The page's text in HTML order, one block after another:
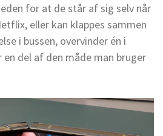
for at de står af sig selv når
eller kan klappes sammen
i bussen, overvinder én i
del af den måde man bruger